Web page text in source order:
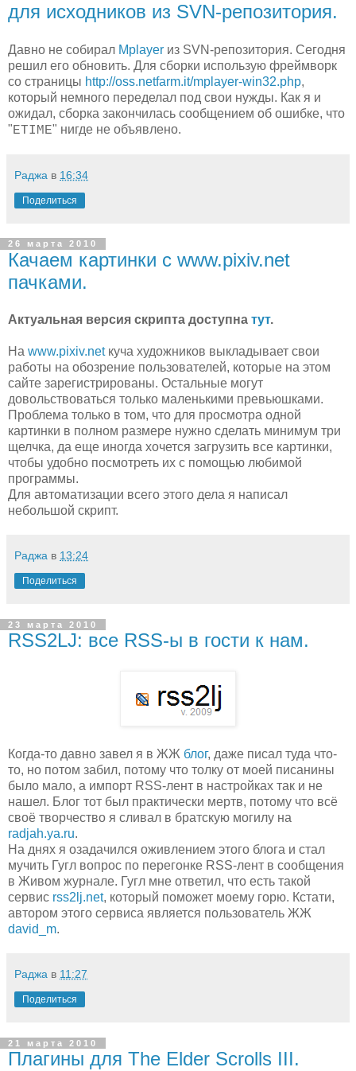
для исходников из SVN-репозитория.
Давно не собирал Mplayer из SVN-репозитория. Сегодня
решил его обновить. Для сборки использую фреймворк
со страницы http://oss.netfarm.it/mplayer-win32.php,
который немного переделал под свои нужды. Как я и
ожидал, сборка закончилась сообщением об ошибке, что
"ETIME" нигде не объявлено.
Раджа в 16:34
Поделиться
26 марта 2010
Качаем картинки с www.pixiv.net
пачками.
Актуальная версия скрипта доступна тут.
На www.pixiv.netкуча художников выкладывает свои
работы на обозрение пользователей, которые на этом
сайте зарегистрированы. Остальные могут
довольствоваться только маленькими превьюшками.
Проблема только в том, что для просмотра одной
картинки в полном размере нужно сделать минимум три
щелчка, да еще иногда хочется загрузить все картинки,
чтобы удобно посмотреть их с помощью любимой
программы.
Для автоматизации всего этого дела я написал
небольшой скрипт.
Раджа в 13:24
Поделиться
23 марта 2010
RSS2LJ: все RSS-ы в гости к нам.
Когда-то давно завел я в ЖЖ блог, даже писал туда что-
то, но потом забил, потому что толку от моей писанины
было мало, а импорт RSS-лент в настройках так и не
нашел. Блог тот был практически мертв, потому что всё
своё творчество я сливал в братскую могилу на
radjah.ya.ru.
На днях я озадачился оживлением этого блога и стал
мучить Гугл вопрос по перегонке RSS-лент в сообщения
в Живом журнале. Гугл мне ответил, что есть такой
сервис rss2lj.net, который поможет моему горю. Кстати,
автором этого сервиса является пользователь ЖЖ
david_m.
Раджа в 11:27
Поделиться
21 марта 2010
Плагины для The Elder Scrolls III.